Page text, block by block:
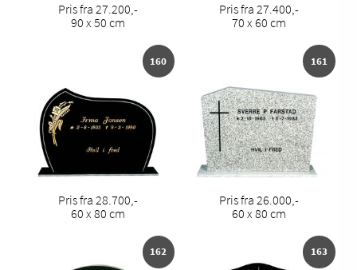
Pris fra 27.200,-
90 x 50 cm
Pris fra 27.400,-
70 x 60 cm
160
Pris fra 28.700,-
60 x 80 cm
161
Pris fra 26.000,-
60 x 80 cm
162 163